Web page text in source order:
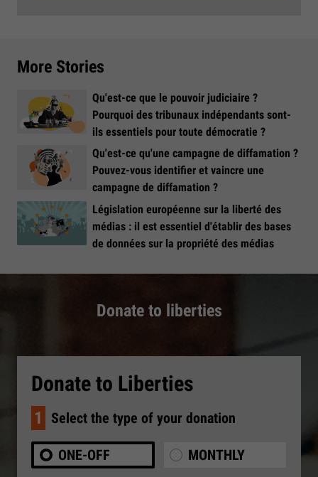
More Stories
Qu'est-ce que le pouvoir judiciaire ?
Pourquoi des tribunaux indépendants sont-
ils essentiels pour toute démocratie ?
Qu'est-ce qu'une campagne de diffamation ?
Pouvez-vous identifier et vaincre une
campagne de diffamation ?
Législation européenne sur la liberté des
médias : il est essentiel d'établir des bases
de données sur la propriété des médias
Donate to liberties
Donate to Liberties
1 Select the type of your donation
ONE-OFF MONTHLY